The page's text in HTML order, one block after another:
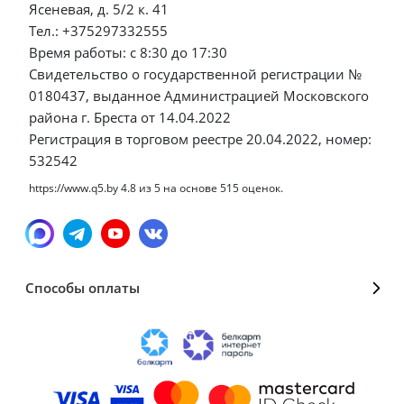
Ясеневая, д. 5/2 к. 41
Тел.: +375297332555
Время работы: с 8:30 до 17:30
Свидетельство о государственной регистрации №
0180437, выданное Администрацией Московского
района г. Бреста от 14.04.2022
Регистрация в торговом реестре 20.04.2022, номер:
532542
https://www.q5.by4.8 из5 на основе 515оценок.
Способы оплаты